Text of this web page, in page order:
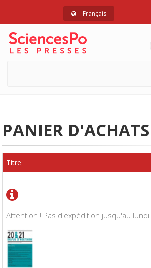
Français
PANIER D'ACHATS
Attention ! Pas d'expédition jusqu'au
Titre